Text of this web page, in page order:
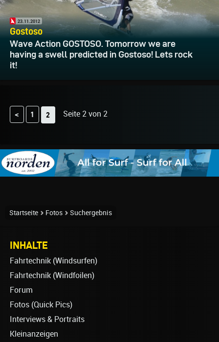
23.11.2012
Gostoso
Wave Action GOSTOSO. Tomorrow we are
having a swell predicted in Gostoso! Lets rock
it!
< 1 2 Seite 2 von 2
Startseite Fotos Suchergebnis
INHALTE
Fahrtechnik (Windsurfen)
Fahrtechnik (Windfoilen)
Forum
Fotos (Quick Pics)
Interviews & Portraits
Kleinanzeigen